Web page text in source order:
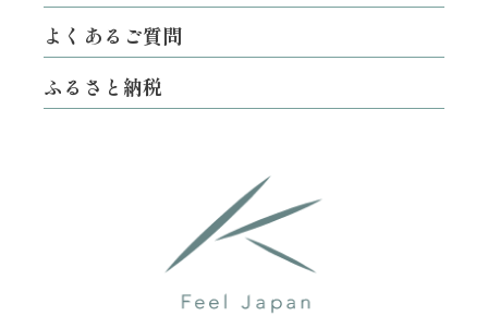
よくあるご質問
ふるさと納税